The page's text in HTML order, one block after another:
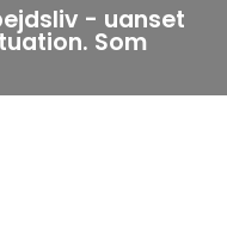
- uanset
Som